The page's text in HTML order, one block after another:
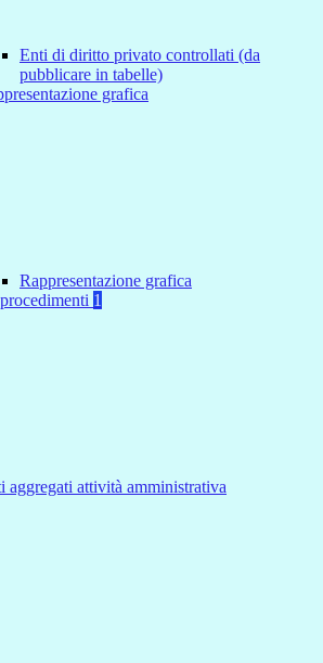
Enti di diritto privato controllati (da
pubblicare in tabelle)
grafica
Rappresentazione grafica
1
aggregati attività amministrativa